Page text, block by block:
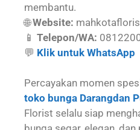
membantu.
🌐Website:
📱 Telepon/WA:
💬 Klik untuk WhatsApp
Percayakan momen
toko bunga Darangdan
Florist selalu siap